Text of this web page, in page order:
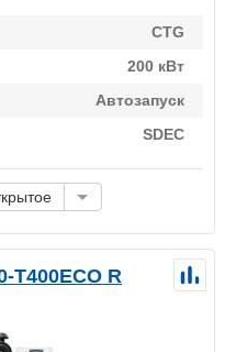
CTG
200 кВт
Автозапуск
SDEC
T400ECO R